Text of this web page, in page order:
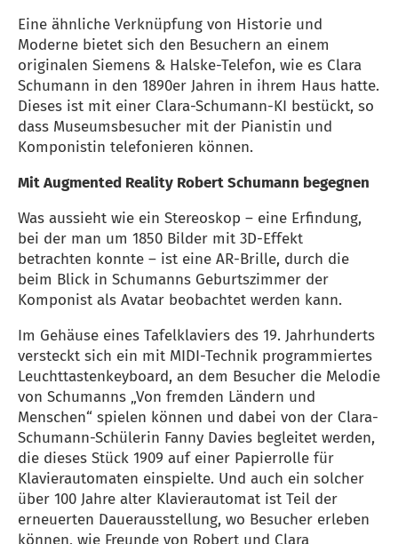
Eine ähnliche Verknüpfung von Historie und
Moderne bietet sich den Besuchern an einem
originalen Siemens & Halske-Telefon, wie es Clara
Schumann in den 1890er Jahren in ihrem Haus hatte.
Dieses ist mit einer Clara-Schumann-KI bestückt, so
dass Museumsbesucher mit der Pianistin und
Komponistin telefonieren können.
Mit Augmented Reality Robert Schumann begegnen
Was aussieht wie ein Stereoskop – eine Erfindung,
bei der man um 1850 Bilder mit 3D-Effekt
betrachten konnte – ist eine AR-Brille, durch die
beim Blick in Schumanns Geburtszimmer der
Komponist als Avatar beobachtet werden kann.
Im Gehäuse eines Tafelklaviers des 19. Jahrhunderts
versteckt sich ein mit MIDI-Technik programmiertes
Leuchttastenkeyboard, an dem Besucher die Melodie
von Schumanns „Von fremden Ländern und
Menschen“ spielen können und dabei von der Clara-
Schumann-Schülerin Fanny Davies begleitet werden,
die dieses Stück 1909 auf einer Papierrolle für
Klavierautomaten einspielte. Und auch ein solcher
über 100 Jahre alter Klavierautomat ist Teil der
erneuerten Dauerausstellung, wo Besucher erleben